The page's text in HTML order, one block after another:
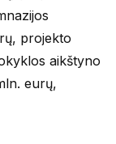
projekto
aikštyno
eurų,